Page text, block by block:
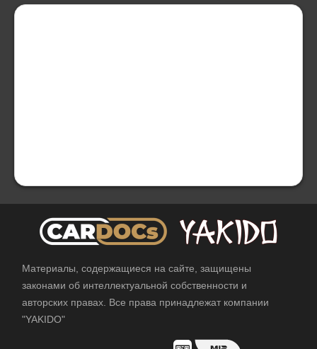
Материалы, содержащиеся на сайте, защищены
законами об интеллектуальной собственности и
авторских правах. Все права принадлежат компании
"YAKIDO"